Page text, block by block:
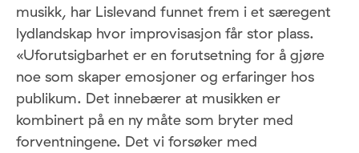
musikk, har Lislevand funnet frem i et særegent
lydlandskap hvor improvisasjon får stor plass.
«Uforutsigbarhet er en forutsetning for å gjøre
noe som skaper emosjoner og erfaringer hos
publikum. Det innebærer at musikken er
kombinert på en ny måte som bryter med
forventningene. Det vi forsøker med